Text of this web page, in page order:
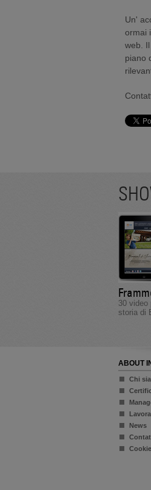
Un'
ormai
web.
piano
30 video
storia di
ABOUT
Chi
News